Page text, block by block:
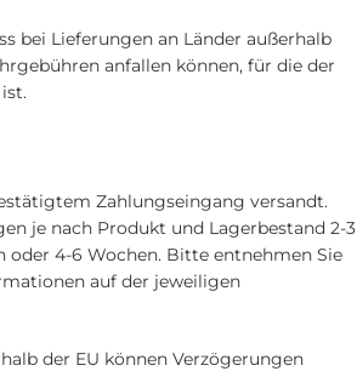
bei Lieferungen an Länder außerhalb
anfallen können, für die der
Zahlungseingang versandt.
je nach Produkt und Lagerbestand 2-3
oder 4-6 Wochen. Bitte entnehmen Sie
auf der jeweiligen
der EU können Verzögerungen